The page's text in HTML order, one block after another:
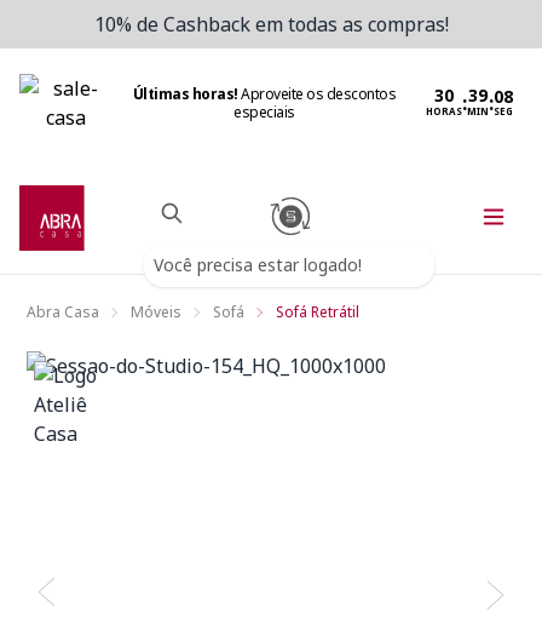
10% de Cashback em todas as compras!
Últimas horas!Aproveite os descontos
especiais
HORAS:MIN:SEG
Você precisa estar logado!
Abra Casa Móveis Sofá Sofá Retrátil